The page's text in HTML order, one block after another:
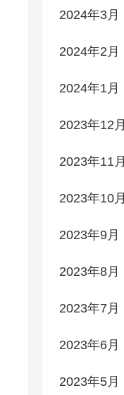
2024年3月
2024年2月
2024年1月
2023年12月
2023年11月
2023年10月
2023年9月
2023年8月
2023年7月
2023年6月
2023年5月